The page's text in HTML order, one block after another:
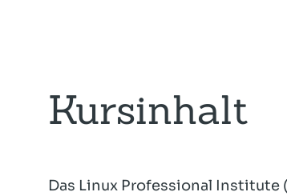
Kursinhalt
Das Linux Professional Institute